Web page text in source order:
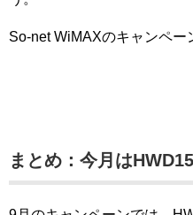
So-net WiMAXのキャンペー
まとめ：今月は